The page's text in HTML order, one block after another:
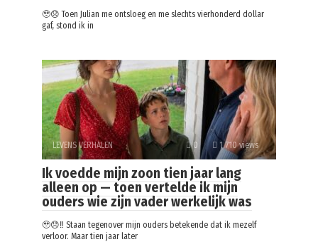
🥹😞 Toen Julian me ontsloeg en me slechts vierhonderd dollar
gaf, stond ik in
LEVENS VERHALEN 0 1 710 views
Ik voedde mijn zoon tien jaar lang
alleen op — toen vertelde ik mijn
ouders wie zijn vader werkelijk was
🥹😞‼️ Staan tegenover mijn ouders betekende dat ik mezelf
verloor. Maar tien jaar later